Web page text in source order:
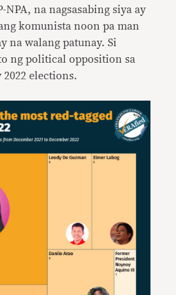
NPA, na nagsasabing siya ay
komunista noon pa man
na walang patunay. Si
ng political opposition sa
2022 elections.